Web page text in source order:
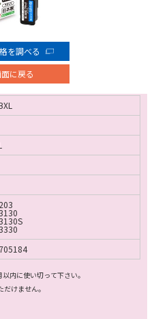
を調べる
に戻る
内に使い切って下さい。
けません。